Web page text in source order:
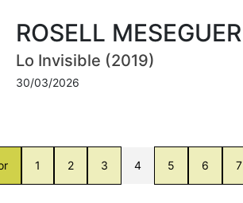
ROSELL MESEGUER
Lo Invisible (2019)
30/03/2026
1 2 3 4 5 6 7